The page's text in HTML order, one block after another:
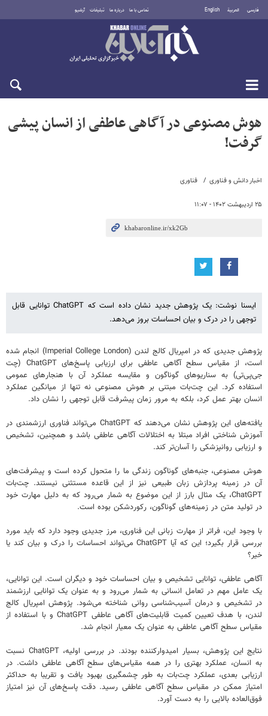
فارسی العربية English تماس با ما درباره ما تبلیغات آرشیو
یکشنبه ۱۸ مرداد ۱۴۰۵
اخبار دانش و فناوری فناوری
۲۵ اردیبهشت ۱۴۰۲ - ۱۱:۰۷
هوش مصنوعی در آگاهی عاطفی از انسان پیشی
گرفت!
ایسنا نوشت: یک پژوهش جدید نشان داده است که ChatGPT توانایی قابل
توجهی را در درک و بیان احساسات بروز می‌دهد.
پژوهش جدیدی که در امپریال کالج لندن (Imperial College London) انجام شده
است، از مقیاس سطح آگاهی عاطفی برای ارزیابی پاسخ‌های ChatGPT (چت
جی‌پی‌تی) به سناریوهای گوناگون و مقایسه عملکرد آن با هنجارهای عمومی
استفاده کرد. این چت‌بات مبتنی بر هوش مصنوعی نه تنها از میانگین عملکرد
انسان بهتر عمل کرد، بلکه به مرور زمان پیشرفت قابل توجهی را نشان داد.
یافته‌های این پژوهش نشان می‌دهند که ChatGPT می‌تواند فناوری ارزشمندی در
آموزش شناختی افراد مبتلا به اختلالات آگاهی عاطفی باشد و همچنین، تشخیص
و ارزیابی روانپزشکی را آسان‌تر کند.
هوش مصنوعی، جنبه‌های گوناگون زندگی ما را متحول کرده است و پیشرفت‌های
آن در زمینه پردازش زبان طبیعی نیز از این قاعده مستثنی نیستند. چت‌بات
ChatGPT، یک مثال بارز از این موضوع به شمار می‌رود که به دلیل مهارت خود
در تولید متن در زمینه‌های گوناگون، رکوردشکن بوده است.
با وجود این، فراتر از مهارت زبانی این فناوری، مرز جدیدی وجود دارد که باید مورد
بررسی قرار بگیرد؛ این که آیا ChatGPT می‌تواند احساسات را درک و بیان کند یا
خیر؟
آگاهی عاطفی، توانایی تشخیص و بیان احساسات خود و دیگران است. این توانایی،
یک عامل مهم در تعامل انسانی به شمار می‌رود و به عنوان یک توانایی ارزشمند
در تشخیص و درمان آسیب‌شناسی روانی شناخته می‌شود. پژوهش امپریال کالج
لندن، با هدف تعیین کمیت قابلیت‌های آگاهی عاطفی ChatGPT و با استفاده از
مقیاس سطح آگاهی عاطفی به عنوان یک معیار انجام شد.
نتایج این پژوهش، بسیار امیدوارکننده بودند. در بررسی اولیه، ChatGPT نسبت
به انسان، عملکرد بهتری را در همه مقیاس‌های سطح آگاهی عاطفی داشت. در
ارزیابی بعدی، عملکرد چت‌بات به طور چشمگیری بهبود یافت و تقریبا به حداکثر
امتیاز ممکن در مقیاس سطح آگاهی عاطفی رسید. دقت پاسخ‌های آن نیز امتیاز
فوق‌العاده بالایی را به دست آورد.